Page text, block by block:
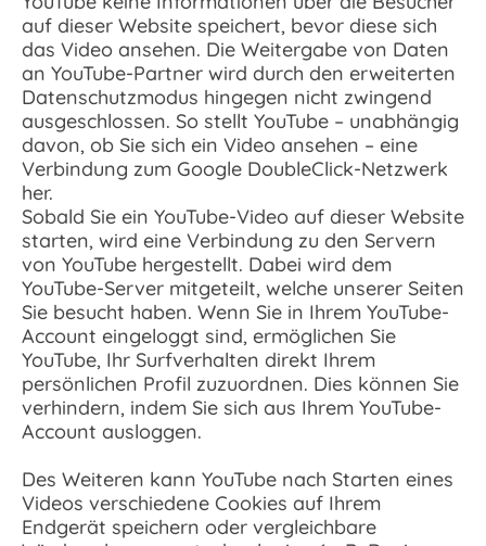
auf dieser Website speichert, bevor diese sich
das Video ansehen. Die Weitergabe von Daten
an YouTube-Partner wird durch den erweiterten
Datenschutzmodus hingegen nicht zwingend
ausgeschlossen. So stellt YouTube – unabhängig
davon, ob Sie sich ein Video ansehen – eine
Verbindung zum Google DoubleClick-Netzwerk
her.
Sobald Sie ein YouTube-Video auf dieser Website
starten, wird eine Verbindung zu den Servern
von YouTube hergestellt. Dabei wird dem
YouTube-Server mitgeteilt, welche unserer Seiten
Sie besucht haben. Wenn Sie in Ihrem YouTube-
Account eingeloggt sind, ermöglichen Sie
YouTube, Ihr Surfverhalten direkt Ihrem
persönlichen Profil zuzuordnen. Dies können Sie
verhindern, indem Sie sich aus Ihrem YouTube-
Account ausloggen.
Des Weiteren kann YouTube nach Starten eines
Videos verschiedene Cookies auf Ihrem
Endgerät speichern oder vergleichbare